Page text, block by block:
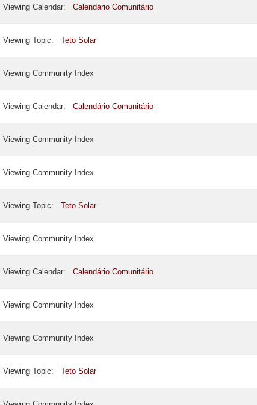
Viewing Calendar:Calendário Comunitário
Viewing Topic:Teto Solar
Viewing Community Index
Viewing Calendar:Calendário Comunitário
Viewing Community Index
Viewing Community Index
Viewing Topic:Teto Solar
Viewing Community Index
Viewing Calendar:Calendário Comunitário
Viewing Community Index
Viewing Community Index
Viewing Topic:Teto Solar